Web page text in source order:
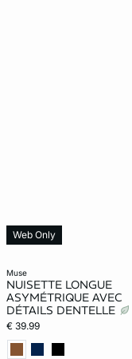
muse
NUISETTE LONGUE
ASYMÉTRIQUE AVEC
DÉTAILS DENTELLE
€ 39.99
Web Only